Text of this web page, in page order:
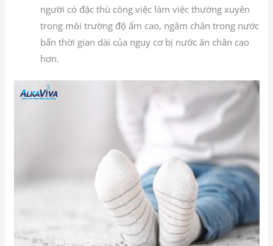
người có đặc thù công việc làm việc thường xuyên
trong môi trường độ ẩm cao, ngâm chân trong nước
bẩn thời gian dài của nguy cơ bị nước ăn chân cao
hơn.